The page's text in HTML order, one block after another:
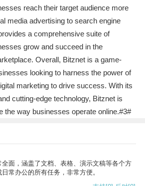
reach their target audience more
media advertising to search engine
a comprehensive suite of
grow and succeed in the
Overall, Bitznet is a game-
looking to harness the power of
marketing to drive success. With its
cutting-edge technology, Bitznet is
the way businesses operate online.#3#
面，涵盖了文档、表格、演示文稿等各个方
常办公的所有任务，非常方便。